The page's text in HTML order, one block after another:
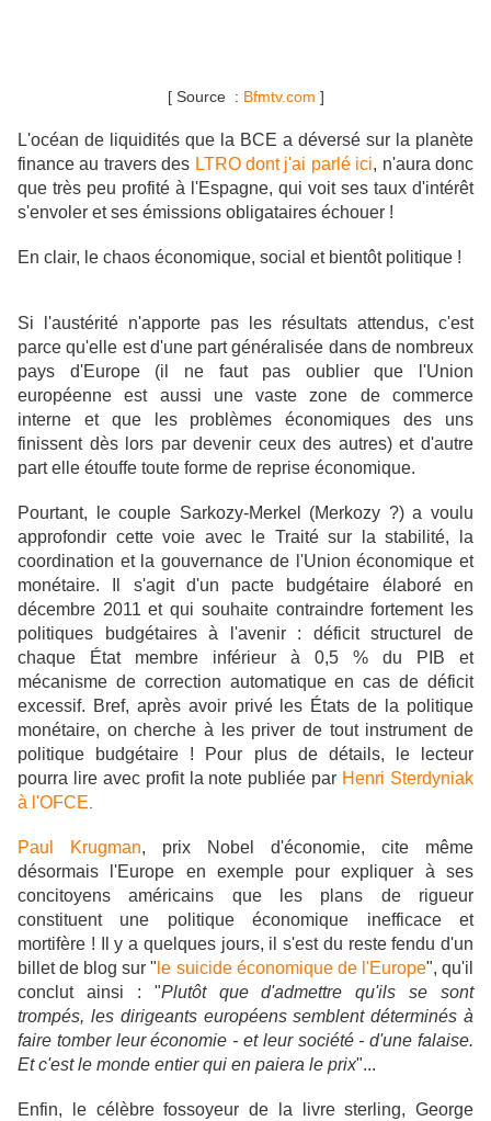
[ Source : Bfmtv.com ]
L'océan de liquidités que la BCE a déversé sur la planète
finance au travers des LTRO dont j'ai parlé ici, n'aura donc
que très peu profité à l'Espagne, qui voit ses taux d'intérêt
s'envoler et ses émissions obligataires échouer !
En clair, le chaos économique, social et bientôt politique !
Si l'austérité n'apporte pas les résultats attendus, c'est
parce qu'elle est d'une part généralisée dans de nombreux
pays d'Europe (il ne faut pas oublier que l'Union
européenne est aussi une vaste zone de commerce
interne et que les problèmes économiques des uns
finissent dès lors par devenir ceux des autres) et d'autre
part elle étouffe toute forme de reprise économique.
Pourtant, le couple Sarkozy-Merkel (Merkozy ?) a voulu
approfondir cette voie avec le Traité sur la stabilité, la
coordination et la gouvernance de l'Union économique et
monétaire. Il s'agit d'un pacte budgétaire élaboré en
décembre 2011 et qui souhaite contraindre fortement les
politiques budgétaires à l'avenir : déficit structurel de
chaque État membre inférieur à 0,5 % du PIB et
mécanisme de correction automatique en cas de déficit
excessif. Bref, après avoir privé les États de la politique
monétaire, on cherche à les priver de tout instrument de
politique budgétaire ! Pour plus de détails, le lecteur
pourra lire avec profit la note publiée par Henri Sterdyniak
à l'OFCE
Paul Krugman, prix Nobel d'économie, cite même
désormais l'Europe en exemple pour expliquer à ses
concitoyens américains que les plans de rigueur
constituent une politique économique inefficace et
mortifère ! Il y a quelques jours, il s'est du reste fendu d'un
billet de blog sur " le suicide économique de l'Europe", qu'il
conclut ainsi : "Plutôt que d'admettre qu'ils se sont
trompés, les dirigeants européens semblent déterminés à
faire tomber leur économie - et leur société - d'une falaise.
Et c'est le monde entier qui en paiera le prix"...
Enfin, le célèbre fossoyeur de la livre sterling, George